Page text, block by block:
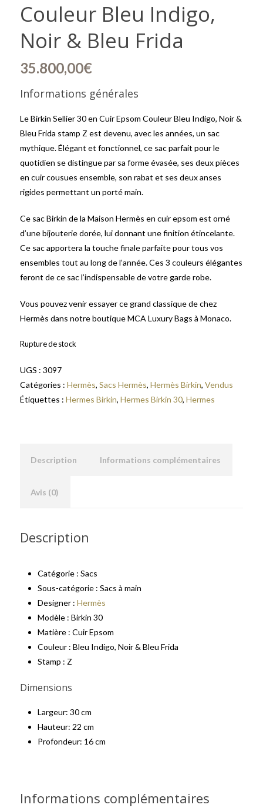
Couleur Bleu Indigo,
Noir & Bleu Frida
35.800,00€
Informations générales
Le Birkin Sellier 30 en Cuir Epsom Couleur Bleu Indigo, Noir &
Bleu Frida stamp Z est devenu, avec les années, un sac
mythique. Élégant et fonctionnel, ce sac parfait pour le
quotidien se distingue par sa forme évasée, ses deux pièces
en cuir cousues ensemble, son rabat et ses deux anses
rigides permettant un porté main.
Ce sac Birkin de la Maison Hermès en cuir epsom est orné
d’une bijouterie dorée, lui donnant une finition étincelante.
Ce sac apportera la touche finale parfaite pour tous vos
ensembles tout au long de l’année. Ces 3 couleurs élégantes
feront de ce sac l’indispensable de votre garde robe.
Vous pouvez venir essayer ce grand classique de chez
Hermès dans notre boutique MCA Luxury Bags à Monaco.
Rupture de stock
UGS : 3097
Catégories : Hermès, Sacs Hermès, Hermès Birkin, Vendus
Étiquettes : Hermes Birkin, Hermes Birkin 30, Hermes
Description Informations complémentaires
Avis (0)
Description
Catégorie : Sacs
Sous-catégorie : Sacs à main
Designer : Hermès
Modèle : Birkin 30
Matière : Cuir Epsom
Couleur : Bleu Indigo, Noir & Bleu Frida
Stamp : Z
Dimensions
Largeur: 30 cm
Hauteur: 22 cm
Profondeur: 16 cm
Informations complémentaires